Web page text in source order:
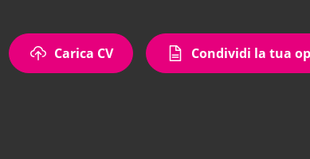
Carica CV Condividi la tua